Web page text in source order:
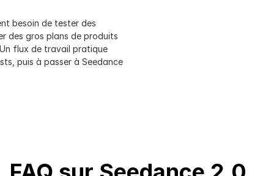
Rendu final et scènes créatives complexes
besoin de tester des
des gros plans de produits
flux de travail pratique
puis à passer à Seedance